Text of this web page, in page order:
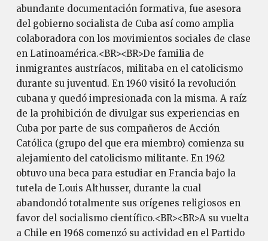
abundante documentación formativa, fue asesora
del gobierno socialista de Cuba así como amplia
colaboradora con los movimientos sociales de clase
en Latinoamérica.<BR><BR>De familia de
inmigrantes austríacos, militaba en el catolicismo
durante su juventud. En 1960 visitó la revolución
cubana y quedó impresionada con la misma. A raíz
de la prohibición de divulgar sus experiencias en
Cuba por parte de sus compañeros de Acción
Católica (grupo del que era miembro) comienza su
alejamiento del catolicismo militante. En 1962
obtuvo una beca para estudiar en Francia bajo la
tutela de Louis Althusser, durante la cual
abandondó totalmente sus orígenes religiosos en
favor del socialismo científico.<BR><BR>A su vuelta
a Chile en 1968 comenzó su actividad en el Partido